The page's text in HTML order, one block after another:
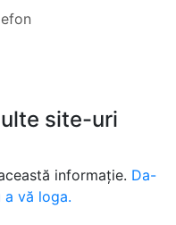
site-uri
informație. Da-
vă loga.